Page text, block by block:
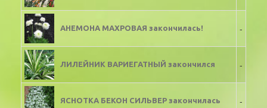
АНЕМОНА МАХРОВАЯ закончилась! -
ЛИЛЕЙНИК ВАРИЕГАТНЫЙ закончился -
ЯСНОТКА БЕКОН СИЛЬВЕР закончилась -